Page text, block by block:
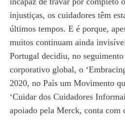
injustiças, os cuidadores têm
últimos tempos. E é porque,
muitos continuam ainda
Portugal decidiu, no
corporativo global, o
2020, no País um Movimento
‘Cuidar dos Cuidadores
apoiado pela Merck, conta com